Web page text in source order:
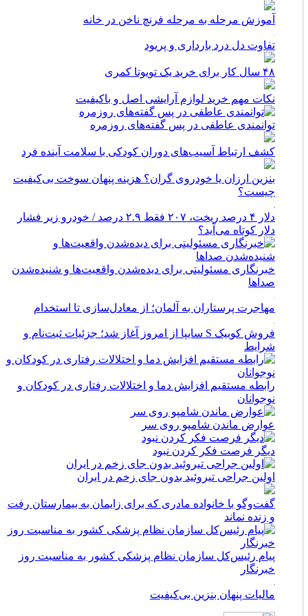
آموزش مرحله به مرحله فرنچ ناخن در خانه
تفاوت دل درد بارداری و پریود
۴۸ سال کار برای خرید یک تویوتا کمری
نکات مهم خرید لوازم آرایشی اصل و باکیفیت
توانمندی عاطفی در پس گفته‌های روزمره
کشف ارتباط آسیب‌های دوران کودکی با سلامت آینده فرد
بنزین ارزان یا خودروی گران؟ هزینه پنهان سوخت بی‌کیفیت
چیست؟
دلار ۴ درصد ریخت، ۲۰۷ فقط ۲.۹ درصد / خودرو زیر فشار
دلار کوتاه می‌آید؟
خبرنگاری مسئولیتی برای دیده‌شدن واقعیت‌ها و شنیده‌شدن
صداها
مهاجرت پرستاران به آلمان؛ از معادل‌سازی تا استخدام
فروش کوییک S سایپا از امروز آغاز شد؛ جزئیات ثبت‌نام و
شرایط
رابطه مستقیم افزایش دما و اختلالات رفتاری در کودکان و
نوجوانان
عوارض ماندن شامپو روی سر
دیگر فرصت فکر کردن نبود
اولین جراحی تیروئید بدون جای زخم در ایران
گفت‌وگو با خانواده مادری که برای زایمان به بیمارستان رفت
و زنده نماند
پیام رئیس‌کل سازمان نظام پزشکی کشور به مناسبت روز
خبرنگار
مالیات پنهان بنزین بی‌کیفیت